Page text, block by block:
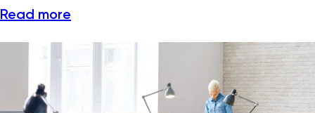
Read more